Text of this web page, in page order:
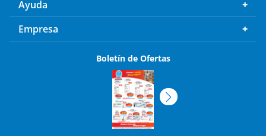
Ayuda
Empresa
Boletín de Ofertas